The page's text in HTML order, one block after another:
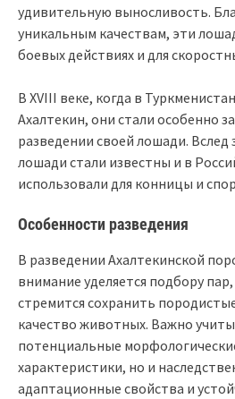
удивительную выносливость.
уникальным качествам, эти
боевых действиях и для
В XVIII веке, когда в
Ахалтекин, они стали особенно
разведении своей лошади. Вслед
лошади стали известны и в
использовали для конницы и
Особенности разведения
В разведении Ахалтекинской
внимание уделяется подбору
стремится сохранить
качество животных. Важно
потенциальные
характеристики, но и
адаптационные свойства и